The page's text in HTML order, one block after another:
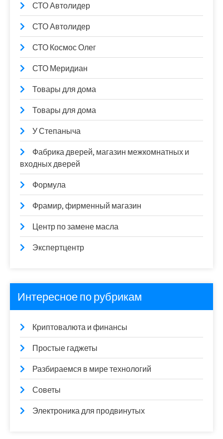
СТО Автолидер
СТО Автолидер
СТО Космос Олег
СТО Меридиан
Товары для дома
Товары для дома
У Степаныча
Фабрика дверей, магазин межкомнатных и
входных дверей
Формула
Фрамир, фирменный магазин
Центр по замене масла
Экспертцентр
Интересное по рубрикам
Криптовалюта и финансы
Простые гаджеты
Разбираемся в мире технологий
Советы
Электроника для продвинутых